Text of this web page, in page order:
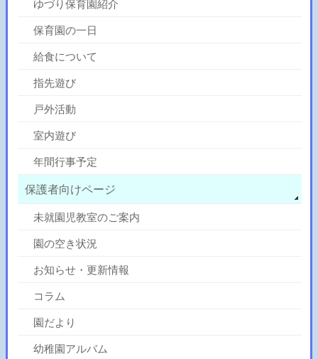
ゆづり保育園紹介
保育園の一日
給食について
指先遊び
戸外活動
室内遊び
年間行事予定
保護者向けページ
未就園児教室のご案内
園の空き状況
お知らせ・更新情報
コラム
園だより
幼稚園アルバム